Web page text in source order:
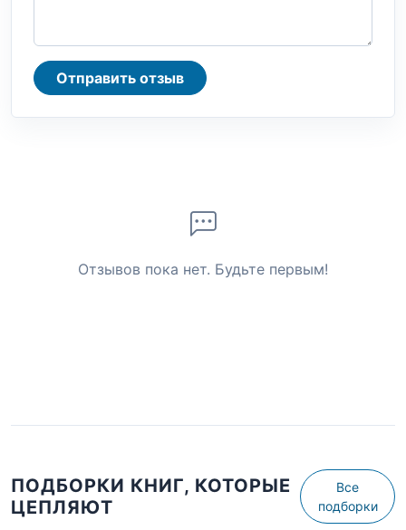
Отправить отзыв
Отзывов пока нет. Будьте первым!
ПОДБОРКИ КНИГ, КОТОРЫЕ
ЦЕПЛЯЮТ
Все
подборки